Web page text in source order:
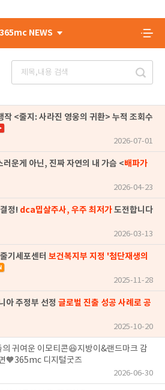
365mc NEWS
작 <줄지: 사라진 영웅의 귀환> 누적 조회수
2026-07-01
운게 아닌, 진짜 자연의 내 가슴 <배파가
2026-04-23
정! dca밉살주사, 우주 최저가도전합니다
2026-03-13
줄기세포센터 보건복지부 지정 '첨단재생의
2025-11-28
아 주정부 선정 글로벌 진출 성공 사례로 공
2025-10-20
귀여운 이모티콘😆지방이&랜드마크 감
🧡365mc 디지털굿즈
2026-06-30